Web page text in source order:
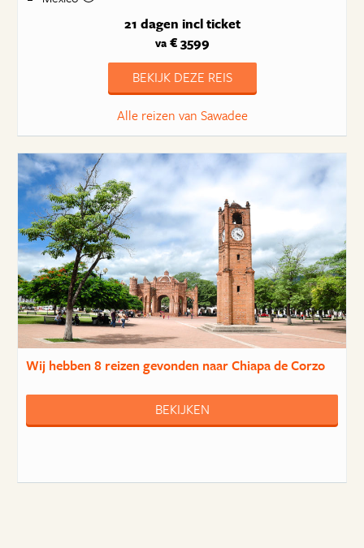
21 dagen incl ticket
va€ 3599
BEKIJK DEZE REIS
Alle reizen van Sawadee
Wij hebben8 reizengevonden naar Chiapa de Corzo
BEKIJKEN